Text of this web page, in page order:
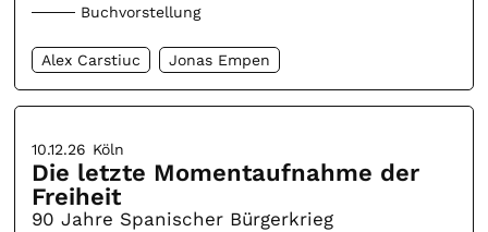
Buchvorstellung
Alex Carstiuc Jonas Empen
10.12.26 Köln
Die letzte Momentaufnahme der
Freiheit
90 Jahre Spanischer Bürgerkrieg